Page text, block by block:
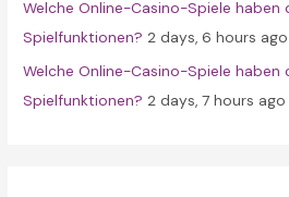
Welche Online-Casino-Spiele haben
Spielfunktionen? 2 days, 6 hours ago
Welche Online-Casino-Spiele haben
Spielfunktionen? 2 days, 7 hours ago